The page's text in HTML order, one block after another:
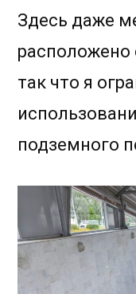
Здесь даже
расположено
так что я
подземного